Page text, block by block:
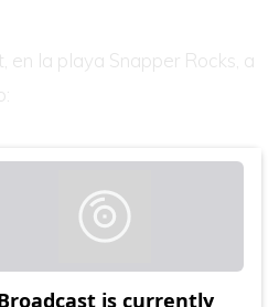
en la playa Snapper Rocks, a